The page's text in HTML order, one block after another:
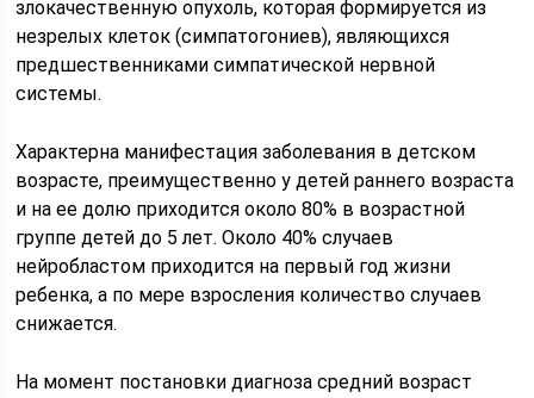
злокачественную опухоль, которая формируется из
незрелых клеток (симпатогониев), являющихся
предшественниками симпатической нервной
системы.
Характерна манифестация заболевания в детском
возрасте, преимущественно у детей раннего возраста
и на ее долю приходится около 80% в возрастной
группе детей до 5 лет. Около 40% случаев
нейробластом приходится на первый год жизни
ребенка, а по мере взросления количество случаев
снижается.
На момент постановки диагноза средний возраст